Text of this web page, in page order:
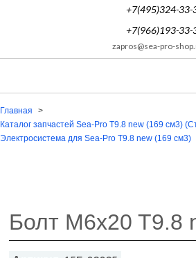
+7(495)324-33-
+7(966)193-33-
zapros@sea-pro-
Электросистема для Sea-Pro Т9.8 new (169 см3)
Каталог запчастей Sea-Pro T9.8 new (169 см3)
Главная
Болт М6x20 T9.8